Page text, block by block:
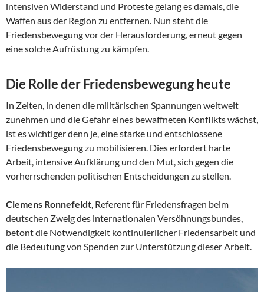
intensiven Widerstand und Proteste gelang es damals, die
Waffen aus der Region zu entfernen. Nun steht die
Friedensbewegung vor der Herausforderung, erneut gegen
eine solche Aufrüstung zu kämpfen.
Die Rolle der Friedensbewegung heute
In Zeiten, in denen die militärischen Spannungen weltweit
zunehmen und die Gefahr eines bewaffneten Konflikts wächst,
ist es wichtiger denn je, eine starke und entschlossene
Friedensbewegung zu mobilisieren. Dies erfordert harte
Arbeit, intensive Aufklärung und den Mut, sich gegen die
vorherrschenden politischen Entscheidungen zu stellen.
Clemens Ronnefeldt, Referent für Friedensfragen beim
deutschen Zweig des internationalen Versöhnungsbundes,
betont die Notwendigkeit kontinuierlicher Friedensarbeit und
die Bedeutung von Spenden zur Unterstützung dieser Arbeit.